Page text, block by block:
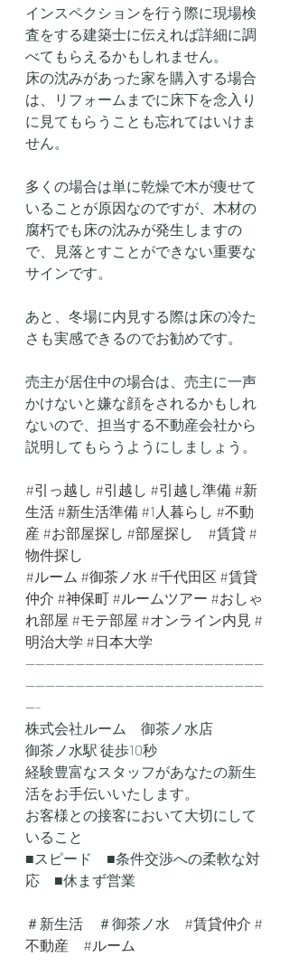
インスペクションを行う際に現場検
査をする建築士に伝えれば詳細に調
べてもらえるかもしれません。
床の沈みがあった家を購入する場合
は、リフォームまでに床下を念入り
に見てもらうことも忘れてはいけま
せん。
多くの場合は単に乾燥で木が痩せて
いることが原因なのですが、木材の
腐朽でも床の沈みが発生しますの
で、見落とすことができない重要な
サインです。
あと、冬場に内見する際は床の冷た
さも実感できるのでお勧めです。
売主が居住中の場合は、売主に一声
かけないと嫌な顔をされるかもしれ
ないので、担当する不動産会社から
説明してもらうようにしましょう。
#引っ越し #引越し #引越し準備 #新
生活 #新生活準備 #1人暮らし #不動
産 #お部屋探し #部屋探し #賃貸 #
物件探し
#ルーム #御茶ノ水 #千代田区 #賃貸
仲介 #神保町 #ルームツアー #おしゃ
れ部屋 #モテ部屋 #オンライン内見 #
明治大学 #日本大学
------------------------------------------------
------------------------------------------------
---
株式会社ルーム　御茶ノ水店
御茶ノ水駅 徒歩10秒
経験豊富なスタッフがあなたの新生
活をお手伝いいたします。
お客様との接客において大切にして
いること
■スピード　■条件交渉への柔軟な対
応　■休まず営業
＃新生活　＃御茶ノ水 #賃貸仲介 #
不動産
#ルーム